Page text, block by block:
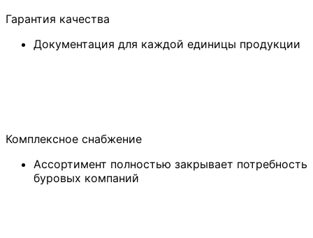
Гарантия качества
Документация для каждой единицы продукции
Комплексное снабжение
Ассортимент полностью закрывает потребность
буровых компаний